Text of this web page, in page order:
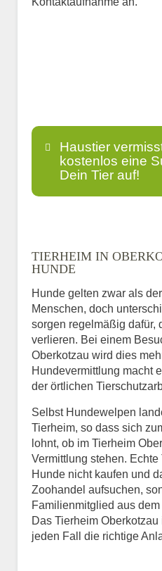
Haustier
kostenlos eine
Dein Tier auf!
E-Mail*
Tier.
Art des Tiers*
TIERHEIM IN
HUNDE
Hunde gelten zwar als
Menschen, doch
sorgen regelmäßig dafür,
verlieren. Bei einem
Oberkotzau wird dies
Hundevermittlung macht
der örtlichen
Selbst Hundewelpen
Tierheim, so dass sich
lohnt, ob im Tierheim
Vermittlung stehen.
Hunde nicht kaufen und
Zoohandel aufsuchen,
Familienmitglied aus
Das Tierheim
jeden Fall die richtige